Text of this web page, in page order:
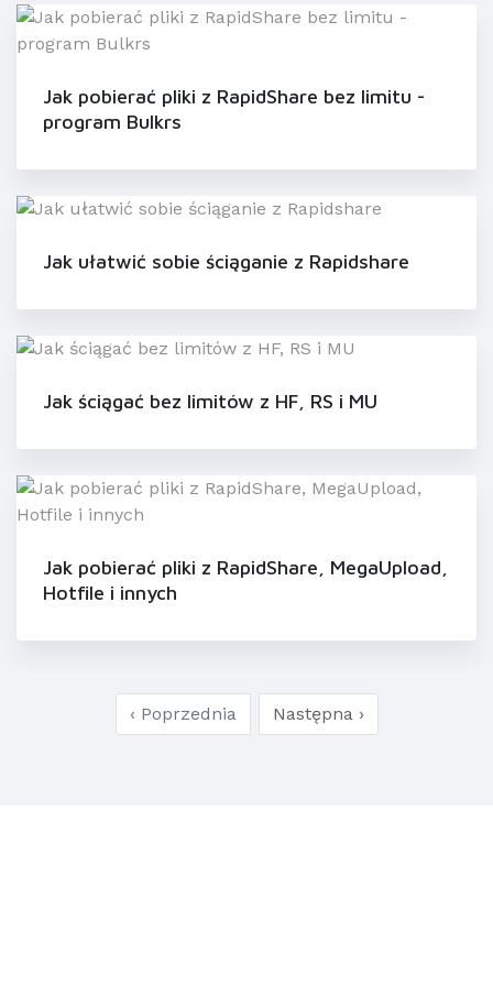
Jak pobierać pliki z RapidShare bez limitu -
program Bulkrs
Jak ułatwić sobie ściąganie z Rapidshare
Jak ściągać bez limitów z HF, RS i MU
Jak pobierać pliki z RapidShare, MegaUpload,
Hotfile i innych
‹ Poprzednia Następna ›